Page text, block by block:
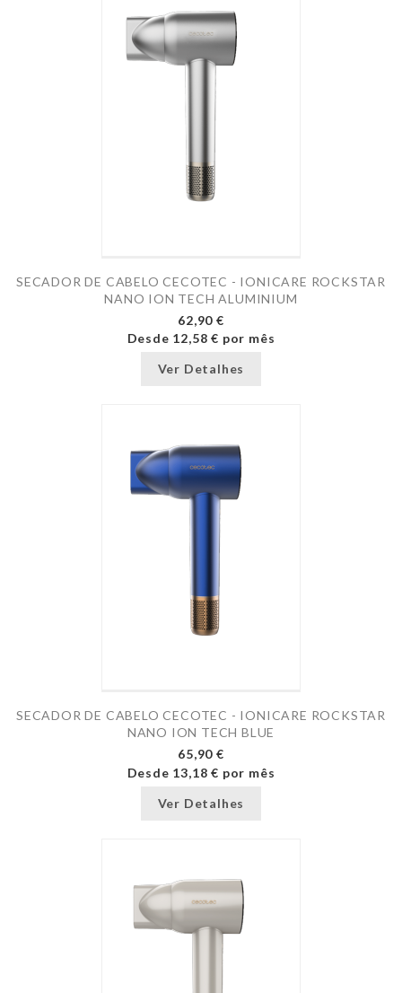
SECADOR DE CABELO CECOTEC - IONICARE ROCKSTAR
NANO ION TECH ALUMINIUM
62,90 €
Desde 12,58 € por mês
Ver Detalhes
SECADOR DE CABELO CECOTEC - IONICARE ROCKSTAR
NANO ION TECH BLUE
65,90 €
Desde 13,18 € por mês
Ver Detalhes